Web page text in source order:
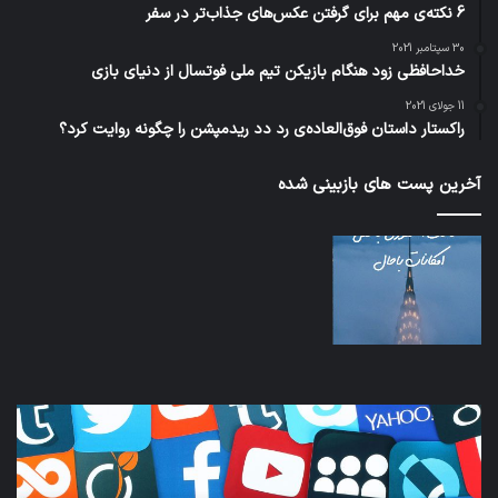
6 نکته‌ی مهم برای گرفتن عکس‌های جذاب‌تر در سفر
30 سپتامبر 2021
خداحافظی زود هنگام بازیکن تیم ملی فوتسال از دنیای بازی
11 جولای 2021
راکستار داستان فوق‌العاده‌ی رد دد ریدمپشن را چگونه روایت کرد؟
آخرین پست های بازبینی شده
کدام
برنامه‌های
پیام‌رسان
اطلاعات